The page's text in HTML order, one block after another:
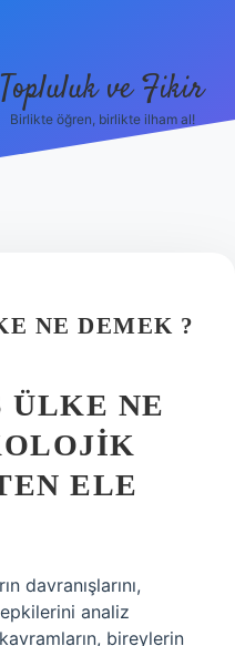
Topluluk ve Fikir
Birlikte öğren, birlikte ilham al!
NE DEMEK ?
ÜLKE NE
ELE
davranışlarını,
analiz
bireylerin